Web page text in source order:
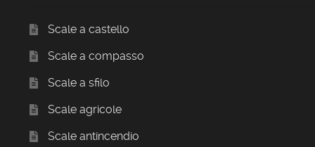
Scale a castello
Scale a compasso
Scale a sfilo
Scale agricole
Scale antincendio